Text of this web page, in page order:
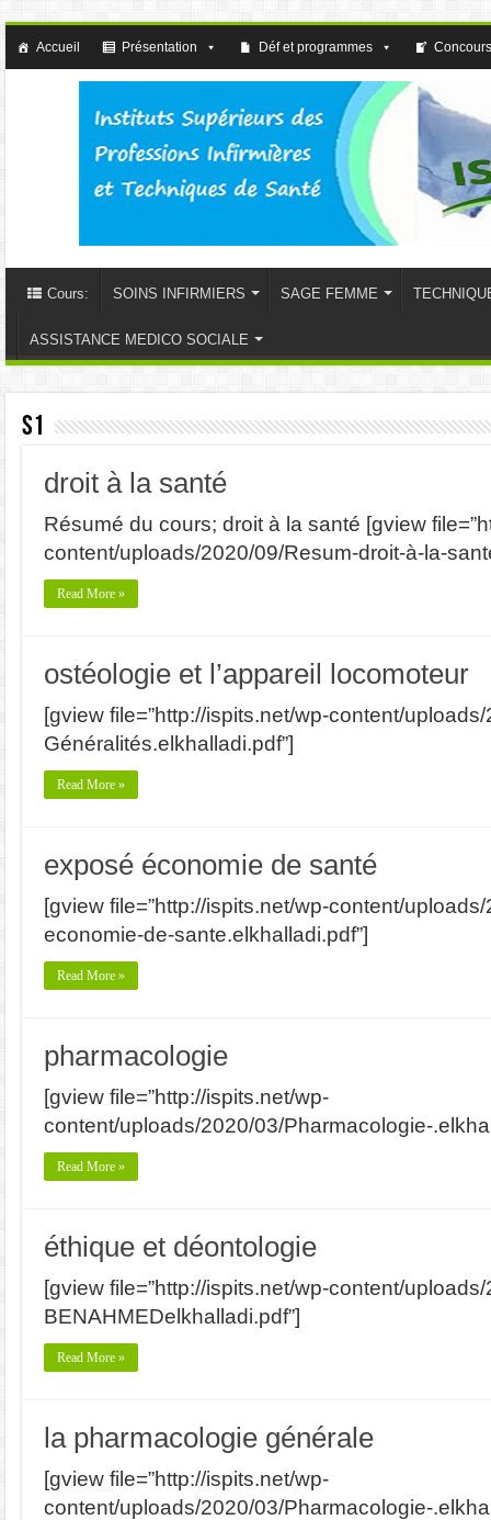
Accueil Présentation Déf et programmes
Cours: SOINS INFIRMIERS SAGE FEMME
ASSISTANCE MEDICO SOCIALE
S1
droit à la santé
Résumé du cours; droit à la santé [gview
content/uploads/2020/09/Resum-droit-à-la-
Read More »
ostéologie et l’appareil locomoteur
[gview file=”http://ispits.net/wp-content/
Généralités.elkhalladi.pdf”]
Read More »
exposé économie de santé
[gview file=”http://ispits.net/wp-content/
economie-de-sante.elkhalladi.pdf”]
Read More »
pharmacologie
[gview file=”http://ispits.net/wp-
content/uploads/2020/03/Pharmacologie-
Read More »
éthique et déontologie
[gview file=”http://ispits.net/wp-content/
BENAHMEDelkhalladi.pdf”]
Read More »
la pharmacologie générale
[gview file=”http://ispits.net/wp-
content/uploads/2020/03/Pharmacologie-